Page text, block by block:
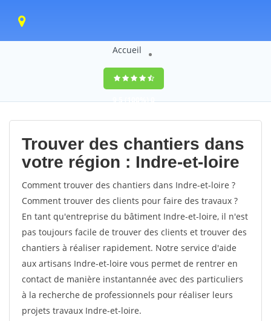
Accueil
9,5(100%)0
votes
Trouver des chantiers dans
votre région : Indre-et-loire
Comment trouver des chantiers dans Indre-et-loire ?
Comment trouver des clients pour faire des travaux ?
En tant qu'entreprise du bâtiment Indre-et-loire, il n'est
pas toujours facile de trouver des clients et trouver des
chantiers à réaliser rapidement. Notre service d'aide
aux artisans Indre-et-loire vous permet de rentrer en
contact de manière instantannée avec des particuliers
à la recherche de professionnels pour réaliser leurs
projets travaux Indre-et-loire.